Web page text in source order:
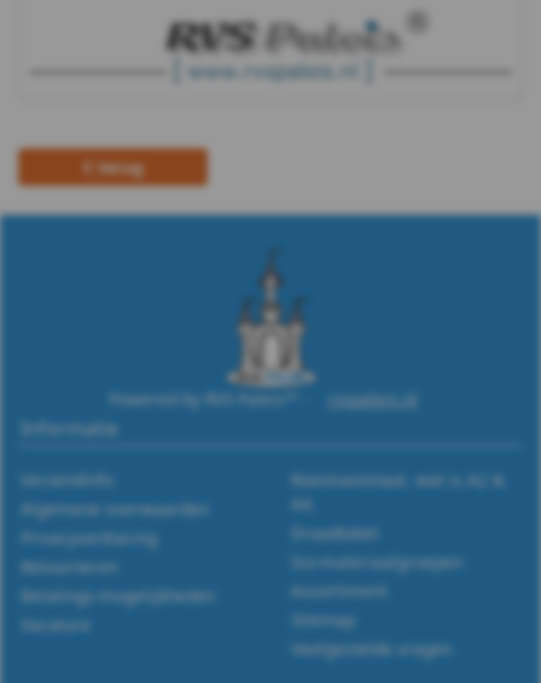
terug
Powered by RVS Paleis™ - rvspaleis.nl
Informatie
Verzendinfo
Algemene voorwaarden
Privacyverklaring
Retourneren
Betalings-mogelijkheden
Vacature
Roestvaststaal, wat is A2 &
A4.
Draadtabel
Iso-materiaalgroepen
Assortiment
Sitemap
Veelgestelde vragen